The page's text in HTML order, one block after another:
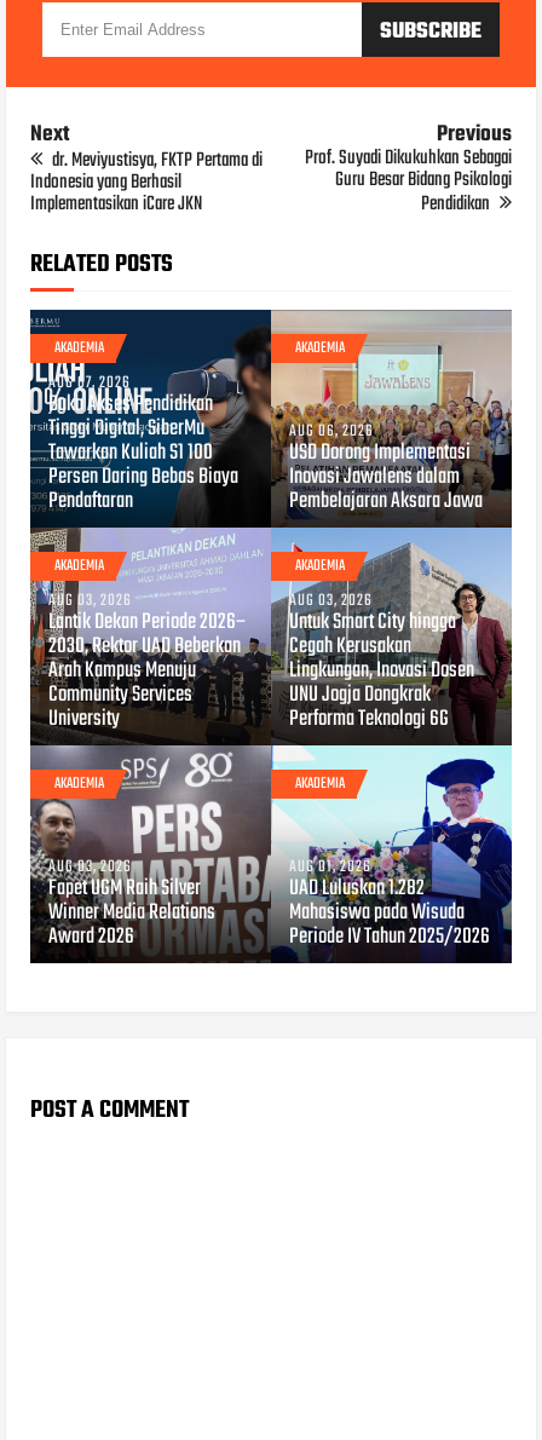
Next
dr. Meviyustisya, FKTP Pertama di
Indonesia yang Berhasil
Implementasikan iCare JKN
Previous
Prof. Suyadi Dikukuhkan Sebagai
Guru Besar Bidang Psikologi
Pendidikan
RELATED POSTS
AKADEMIA
AUG 07, 2026
Buka Akses Pendidikan
Tinggi Digital, SiberMu
Tawarkan Kuliah S1 100
Persen Daring Bebas Biaya
Pendaftaran
AKADEMIA
AUG 06, 2026
USD Dorong Implementasi
Inovasi Jawalens dalam
Pembelajaran Aksara Jawa
AKADEMIA
AUG 03, 2026
Lantik Dekan Periode 2026–
2030, Rektor UAD Beberkan
Arah Kampus Menuju
Community Services
University
AKADEMIA
AUG 03, 2026
Untuk Smart City hingga
Cegah Kerusakan
Lingkungan, Inovasi Dosen
UNU Jogja Dongkrak
Performa Teknologi 6G
AKADEMIA
AUG 03, 2026
Fapet UGM Raih Silver
Winner Media Relations
Award 2026
AKADEMIA
AUG 01, 2026
UAD Luluskan 1.282
Mahasiswa pada Wisuda
Periode IV Tahun 2025/2026
POST A COMMENT